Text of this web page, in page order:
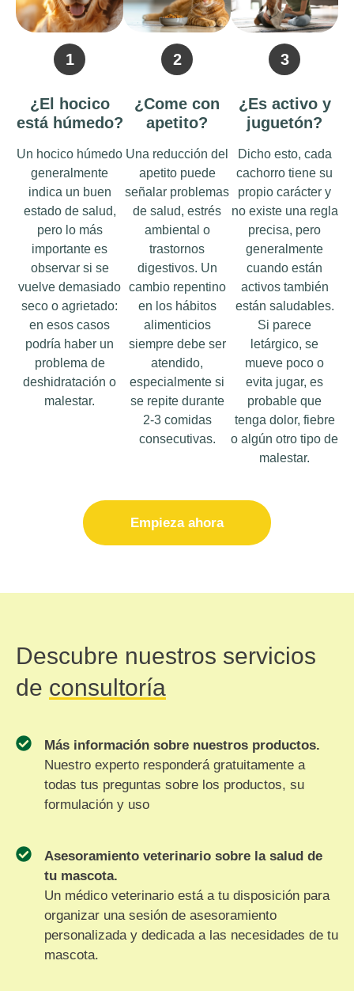
1
¿El hocico
está húmedo?
Un hocico húmedo
generalmente
indica un buen
estado de salud,
pero lo más
importante es
observar si se
vuelve demasiado
seco o agrietado:
en esos casos
podría haber un
problema de
deshidratación o
malestar.
2
¿Come con
apetito?
Una reducción del
apetito puede
señalar problemas
de salud, estrés
ambiental o
trastornos
digestivos. Un
cambio repentino
en los hábitos
alimenticios
siempre debe ser
atendido,
especialmente si
se repite durante
2-3 comidas
consecutivas.
3
¿Es activo y
juguetón?
Dicho esto, cada
cachorro tiene su
propio carácter y
no existe una regla
precisa, pero
generalmente
cuando están
activos también
están saludables.
Si parece
letárgico, se
mueve poco o
evita jugar, es
probable que
tenga dolor, fiebre
o algún otro tipo de
malestar.
Empieza ahora
Descubre nuestros servicios
de consultoría
Más información sobre nuestros productos.
Nuestro experto responderá gratuitamente a
todas tus preguntas sobre los productos, su
formulación y uso
Asesoramiento veterinario sobre la salud de
tu mascota.
Un médico veterinario está a tu disposición para
organizar una sesión de asesoramiento
personalizada y dedicada a las necesidades de tu
mascota.